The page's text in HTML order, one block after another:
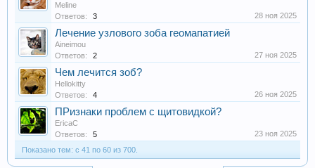
Meline
Ответов:
3 28 ноя 2025
Лечение узлового зоба геомапатией
Aineimou
Ответов:
2 27 ноя 2025
Чем лечится зоб?
Hellokitty
Ответов:
4 26 ноя 2025
ПРизнаки проблем с щитовидкой?
EricaC
Ответов:
5
23 ноя 2025
Показано тем: с 41 по 60 из 700.